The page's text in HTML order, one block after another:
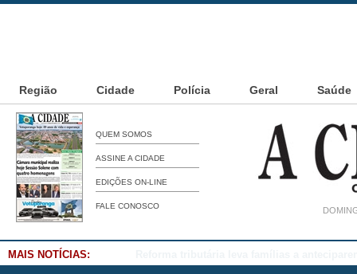
Região Cidade Polícia Geral Saúde
QUEM SOMOS
ASSINE A CIDADE
EDIÇÕES ON-LINE
FALE CONOSCO
MAIS NOTÍCIAS: